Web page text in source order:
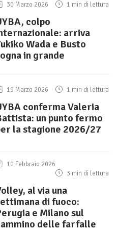
30 Marzo 2026 1 min di lettura
colpo
arriva
Wada e Busto
in grande
19 Marzo 2026 1 min di lettura
conferma Valeria
un punto fermo
la stagione 2026/27
10 Febbraio 2026
3 min di lettura
al via una
di fuoco:
e Milano sul
delle farfalle